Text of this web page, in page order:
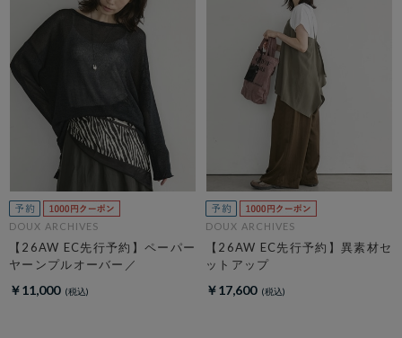
DOUX ARCHIVES
【26AW EC先行予約】ペーパー
ヤーンプルオーバー／
￥11,000
DOUX ARCHIVES
【26AW EC先行予約】異素材セ
ットアップ
￥17,600